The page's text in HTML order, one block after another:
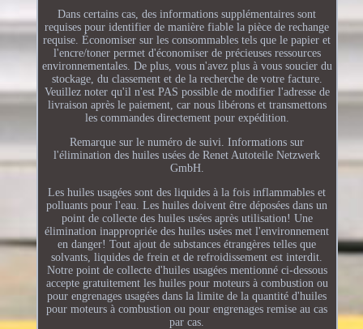
Dans certains cas, des informations supplémentaires sont
requises pour identifier de manière fiable la pièce de rechange
requise. Économiser sur les consommables tels que le papier et
l'encre/toner permet d'économiser de précieuses ressources
environnementales. De plus, vous n'avez plus à vous soucier du
stockage, du classement et de la recherche de votre facture.
Veuillez noter qu'il n'est PAS possible de modifier l'adresse de
livraison après le paiement, car nous libérons et transmettons
les commandes directement pour expédition.
Remarque sur le numéro de suivi. Informations sur
l'élimination des huiles usées de Renet Autoteile Netzwerk
GmbH.
Les huiles usagées sont des liquides à la fois inflammables et
polluants pour l'eau. Les huiles doivent être déposées dans un
point de collecte des huiles usées après utilisation! Une
élimination inappropriée des huiles usées met l'environnement
en danger! Tout ajout de substances étrangères telles que
solvants, liquides de frein et de refroidissement est interdit.
Notre point de collecte d'huiles usagées mentionné ci-dessous
accepte gratuitement les huiles pour moteurs à combustion ou
pour engrenages usagées dans la limite de la quantité d'huiles
pour moteurs à combustion ou pour engrenages remise au cas
par cas.